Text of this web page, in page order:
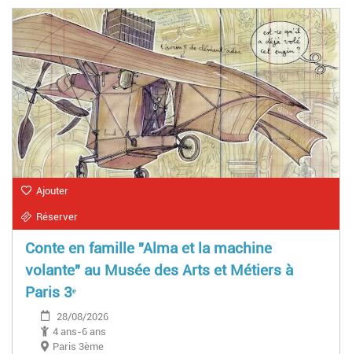
Ajouter
Réserver
Conte en famille "Alma et la machine
volante" au Musée des Arts et Métiers à
Paris 3ᵉ
28/08/2026
4 ans-6 ans
Paris 3ème